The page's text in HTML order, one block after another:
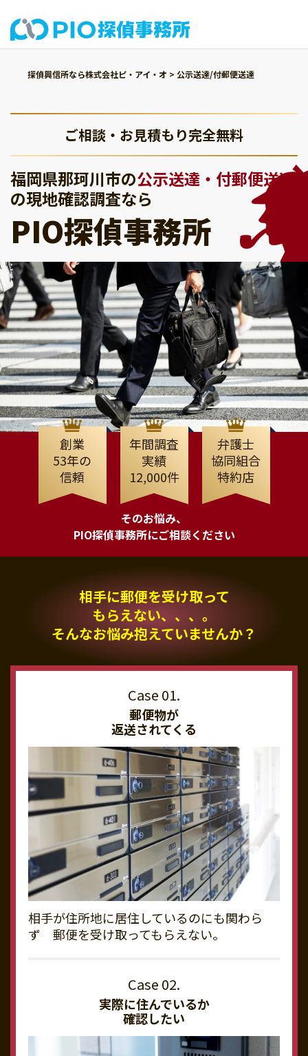
探偵興信所なら株式会社ピ・アイ・オ > 公示送達/付郵便送達
ご相談・お見積もり完全無料
福岡県那珂川市の公示送達・付郵便送達
の現地確認調査なら
PIO探偵事務所
創業
53年の
信頼
年間調査
実績
12,000件
弁護士
協同組合
特約店
そのお悩み、
PIO探偵事務所にご相談ください
相手に郵便を受け取って
もらえない、、、。
そんなお悩み抱えていませんか？
郵便物が
返送されてくる
相手が住所地に居住しているのにも関わら
ず 郵便を受け取ってもらえない。
実際に住んでいるか
確認したい